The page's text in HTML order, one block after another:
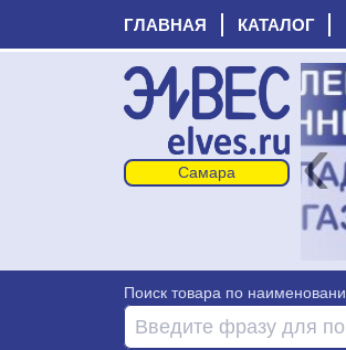
ГЛАВНАЯ КАТАЛОГ
‹
Поиск товара по